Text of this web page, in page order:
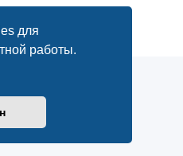
для
работы.
phpBB